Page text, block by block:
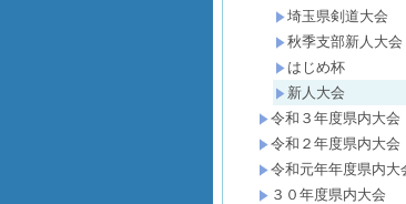
埼玉県剣道大会
秋季支部新人大会
はじめ杯
新人大会
令和３年度県内大会
令和２年度県内大会
令和元年年度県内大
３０年度県内大会